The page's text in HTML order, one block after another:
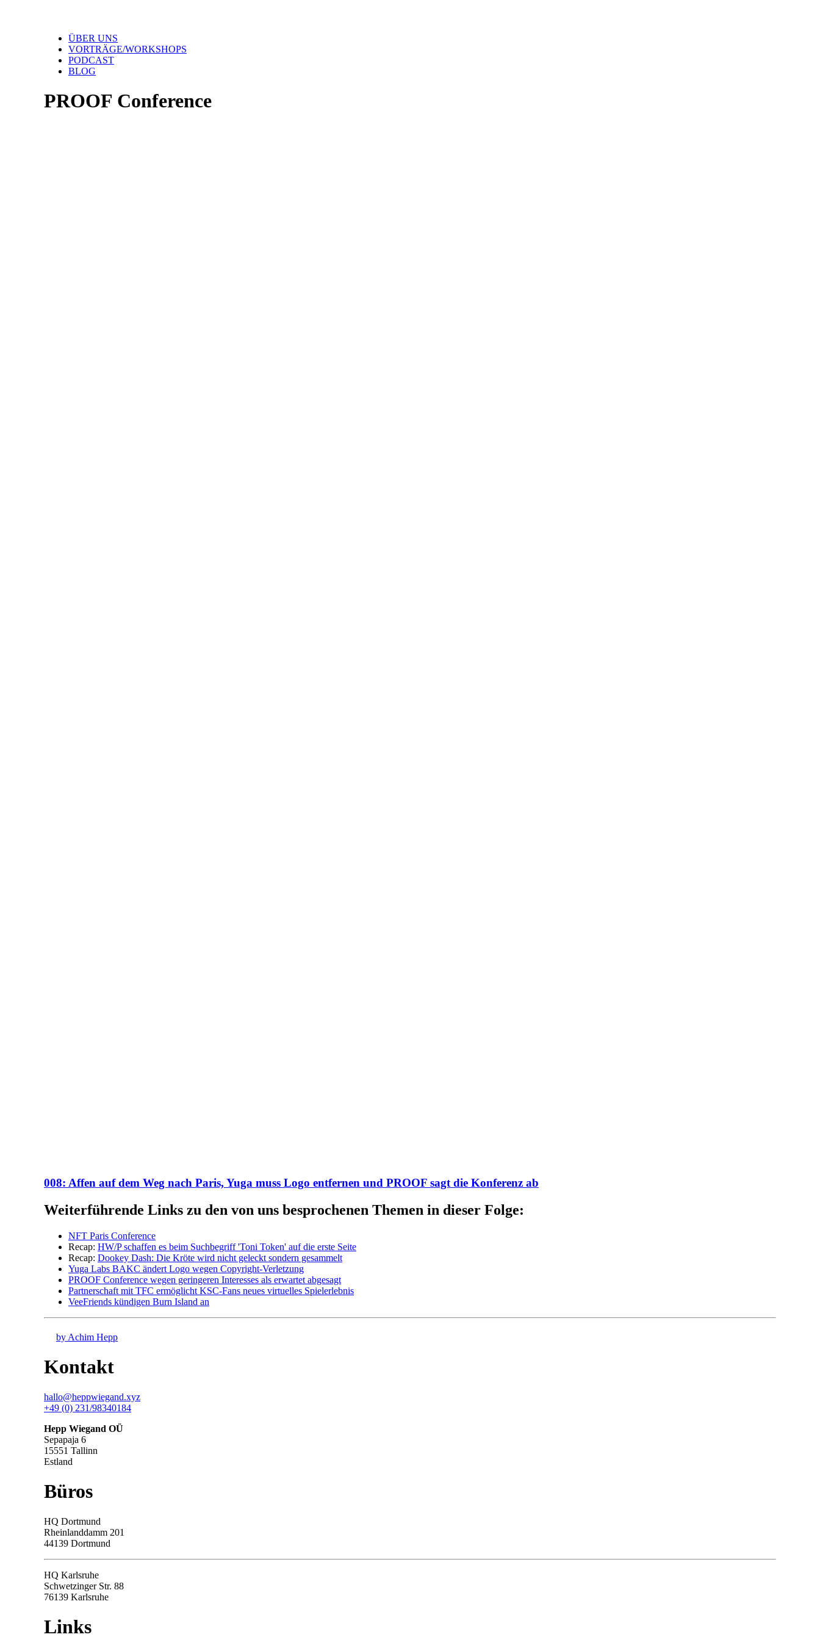
ÜBER UNS
VORTRÄGE/WORKSHOPS
PODCAST
BLOG
PROOF Conference
008: Affen auf dem Weg nach Paris, Yuga muss Logo entfernen und PROOF sagt die Konferenz ab
Weiterführende Links zu den von uns besprochenen Themen in dieser Folge:
NFT Paris Conference
Recap: HW/P schaffen es beim Suchbegriff 'Toni Token' auf die erste Seite
Recap: Dookey Dash: Die Kröte wird nicht geleckt sondern gesammelt
Yuga Labs BAKC ändert Logo wegen Copyright-Verletzung
PROOF Conference wegen geringeren Interesses als erwartet abgesagt
Partnerschaft mit TFC ermöglicht KSC-Fans neues virtuelles Spielerlebnis
VeeFriends kündigen Burn Island an
by Achim Hepp
Kontakt
hallo@heppwiegand.xyz
+49 (0) 231/98340184
Hepp Wiegand OÜ
Sepapaja 6
15551 Tallinn
Estland
Büros
HQ Dortmund
Rheinlanddamm 201
44139 Dortmund
HQ Karlsruhe
Schwetzinger Str. 88
76139 Karlsruhe
Links